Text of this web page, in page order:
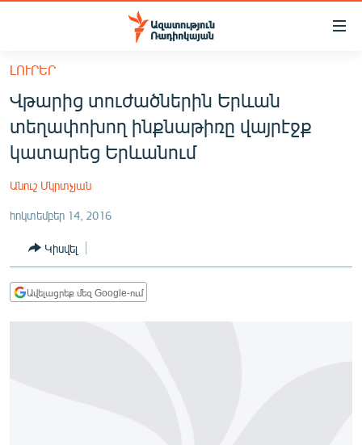
Մատչելիության
հիմնական
բովանդակությանը
Անցնել
հիմնական
մենյուին
ՀԱՅԱՍՏԱՆ
ՔԱՂԱՔԱԿԱՆ
ՏՆՏԵՍՈՒԹՅՈՒՆ
ՂԱՐԱԲԱՂ
ԼՈՒՐԵՐ
Վթարից տուժածներին Երևան
տեղափոխող ինքնաթիռը վայրէջք
կատարեց Երևանում
Անուշ Մկրտչյան
հոկտեմբեր 14, 2016
Կիսվել
Ավելացրեք մեզ Google-ում